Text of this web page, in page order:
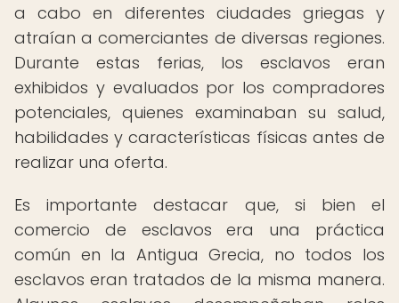
a cabo en diferentes ciudades griegas y
atraían a comerciantes de diversas regiones.
Durante estas ferias, los esclavos eran
exhibidos y evaluados por los compradores
potenciales, quienes examinaban su salud,
habilidades y características físicas antes de
realizar una oferta.
Es importante destacar que, si bien el
comercio de esclavos era una práctica
común en la Antigua Grecia, no todos los
esclavos eran tratados de la misma manera.